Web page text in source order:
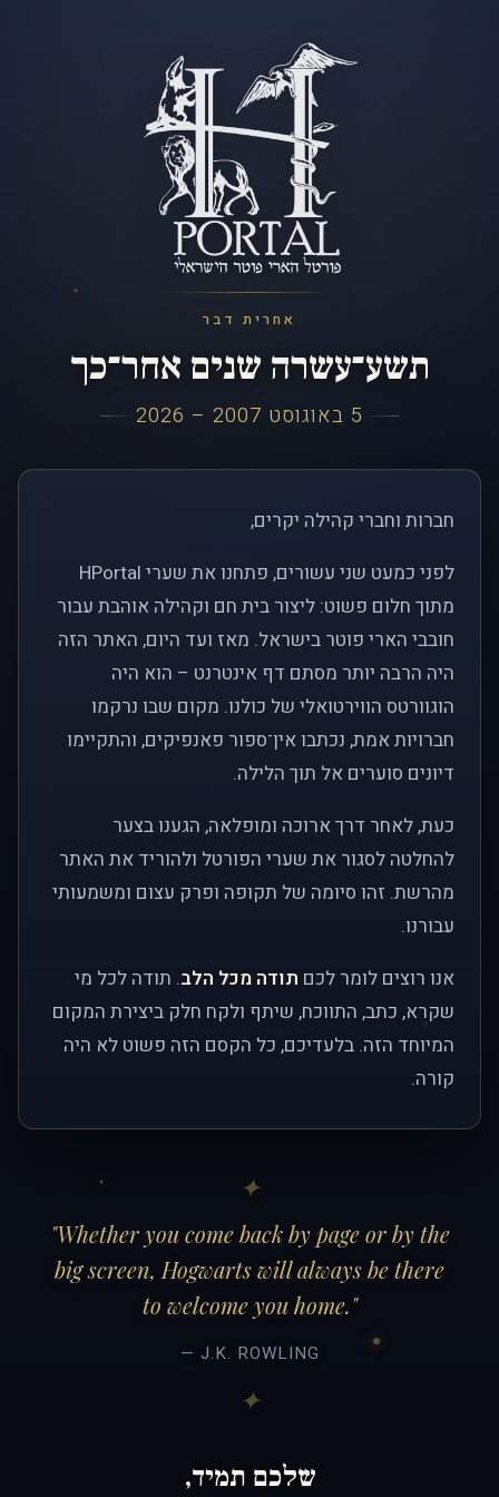
אחרית דבר
תשע־עשרה שנים אחר־כך
5 באוגוסט 2007 – 2026
חברות וחברי קהילה יקרים,
לפני כמעט שני עשורים, פתחנו את שערי HPortal
מתוך חלום פשוט: ליצור בית חם וקהילה אוהבת עבור
חובבי הארי פוטר בישראל. מאז ועד היום, האתר הזה
היה הרבה יותר מסתם דף אינטרנט – הוא היה
הוגוורטס הווירטואלי של כולנו. מקום שבו נרקמו
חברויות אמת, נכתבו אין־ספור פאנפיקים, והתקיימו
דיונים סוערים אל תוך הלילה.
כעת, לאחר דרך ארוכה ומופלאה, הגענו בצער
להחלטה לסגור את שערי הפורטל ולהוריד את האתר
מהרשת. זהו סיומה של תקופה ופרק עצום ומשמעותי
עבורנו.
אנו רוצים לומר לכם תודה מכל הלב. תודה לכל מי
שקרא, כתב, התווכח, שיתף ולקח חלק ביצירת המקום
המיוחד הזה. בלעדיכם, כל הקסם הזה פשוט לא היה
קורה.
"Whether you come back by page or by the
big screen, Hogwarts will always be there
to welcome you home."
— J.K. ROWLING
שלכם תמיד,